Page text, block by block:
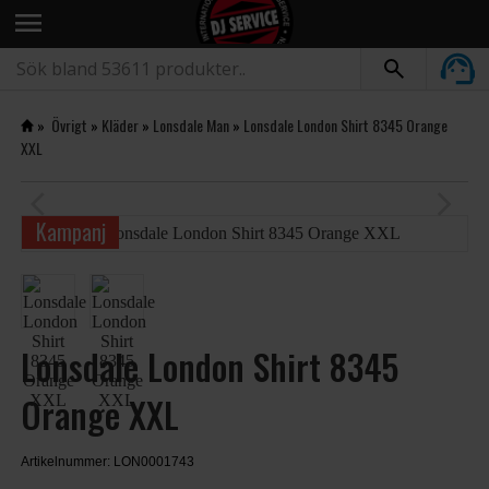
menu
» Övrigt » Kläder» Lonsdale Man» Lonsdale London Shirt 8345 Orange
XXL
Kampanj
Lonsdale London Shirt 8345
Orange XXL
Artikelnummer: LON0001743